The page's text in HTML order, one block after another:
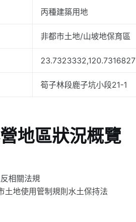
丙種建築用地
非都市土地/山坡地保育區
23.7323332,120.7316827
筍子林段鹿子坑小段21-1
地區狀況概覽
相關法規
土地使用管制規則水土保持法